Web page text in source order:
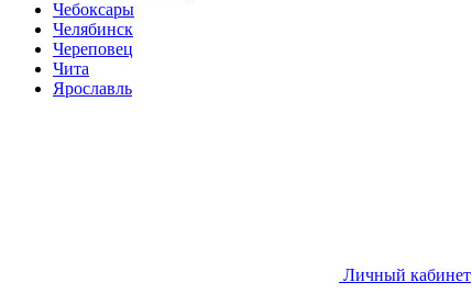
Чебоксары
Челябинск
Череповец
Чита
Ярославль
Личный кабинет